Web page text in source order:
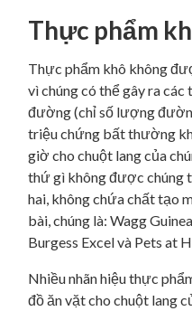
Thực phẩm
Thực phẩm khô không
vì chúng có thể gây ra
đường (chỉ số lượng
triệu chứng bất thường
giờ cho chuột lang của
thứ gì không được chúng
hai, không chứa chất tạo
bài, chúng là: Wagg
Burgess Excel và Pets at
Nhiều nhãn hiệu thực
đồ ăn vặt cho chuột lang